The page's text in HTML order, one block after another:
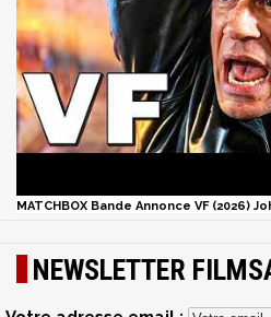
MATCHBOX Bande Annonce VF (2026)
NEWSLETTER